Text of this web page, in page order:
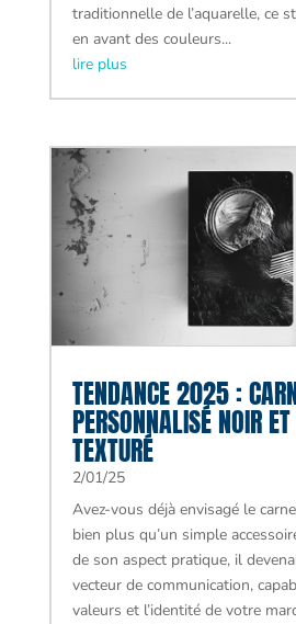
traditionnelle de l’aquarelle, ce
en avant des couleurs...
lire plus
TENDANCE 2025 :
PERSONNALISÉ NOIR
TEXTURÉ
2/01/25
Avez-vous déjà envisagé le
bien plus qu’un simple
de son aspect pratique, il
vecteur de communication,
valeurs et l’identité de votre